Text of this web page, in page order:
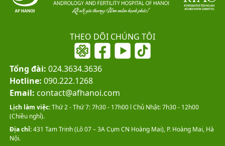
THEO DÕI CHÚNG TÔI
Tổng đài: 024.3634.3636
Hotline: 090.222.1268
Email: contact@afhanoi.com
Lịch làm việc:Thứ 2 - Thứ 7: 7h30 - 17h00 l Chủ Nhật: 7h30 - 12h00
(Chiều nghỉ).
Địa chỉ:431 Tam Trinh (Lô 07 – 3A Cụm CN Hoàng Mai), P. Hoàng Mai, Hà
Nội.